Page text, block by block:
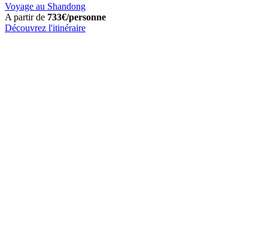
Voyage au Shandong
A partir de 733€/personne
Découvrez l'itinéraire